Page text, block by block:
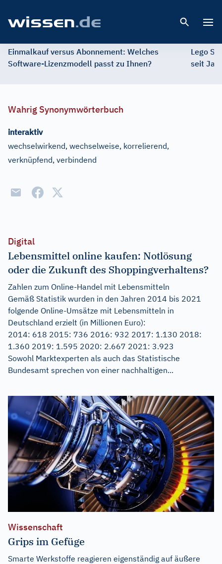
Einmalkauf versus Abonnement: Welches
Software-Lizenzmodell passt zu Ihnen?
Lego
seit
Wahrig Synonymwörterbuch
interaktiv
wechselwirkend, wechselweise, korrelierend,
verknüpfend, verbindend
Digital
Lebensmittel online kaufen: Notlösung
oder die Zukunft des Shoppingverhaltens?
Zahlen zum Online-Handel mit Lebensmitteln
Gemäß Statistik wurden in den Jahren 2014 bis 2021
folgende Online-Umsätze mit Lebensmitteln in
Deutschland erzielt (in Millionen Euro):
2014: 618 2015: 736 2016: 932 2017: 1.130 2018:
1.360 2019: 1.595 2020: 2.667 2021: 3.923
Sowohl Marktexperten als auch das Statistische
Bundesamt sprechen von einer nachhaltigen...
Wissenschaft
Grips im Gefüge
Smarte Werkstoffe reagieren eigenständig auf äußere